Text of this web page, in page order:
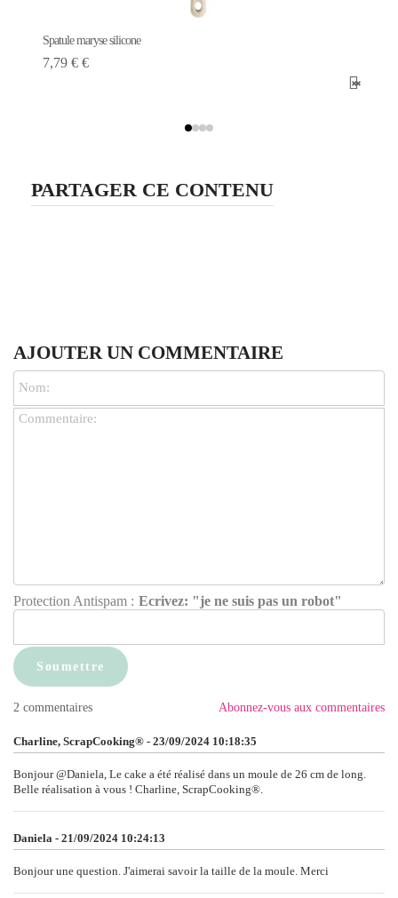
Spatule maryse silicone
7,79 € €
PARTAGER CE CONTENU
AJOUTER UN COMMENTAIRE
Protection Antispam : Ecrivez: "je ne suis pas un robot"
2 commentaires Abonnez-vous aux commentaires
Charline, ScrapCooking® - 23/09/2024 10:18:35
Bonjour @Daniela, Le cake a été réalisé dans un moule de 26 cm de long.
Belle réalisation à vous ! Charline, ScrapCooking®.
Daniela - 21/09/2024 10:24:13
Bonjour une question. J'aimerai savoir la taille de la moule. Merci